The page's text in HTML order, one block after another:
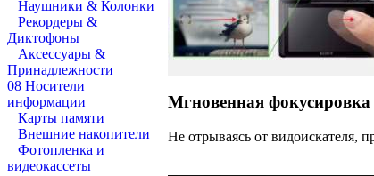
Наушники & Колонки
Рекордеры &
Диктофоны
Аксессуары &
Принадлежности
08 Носители
информации
Карты памяти
Внешние накопители
Фотопленка и
видеокассеты
Мгновенная
Не отрываясь от видоискателя,